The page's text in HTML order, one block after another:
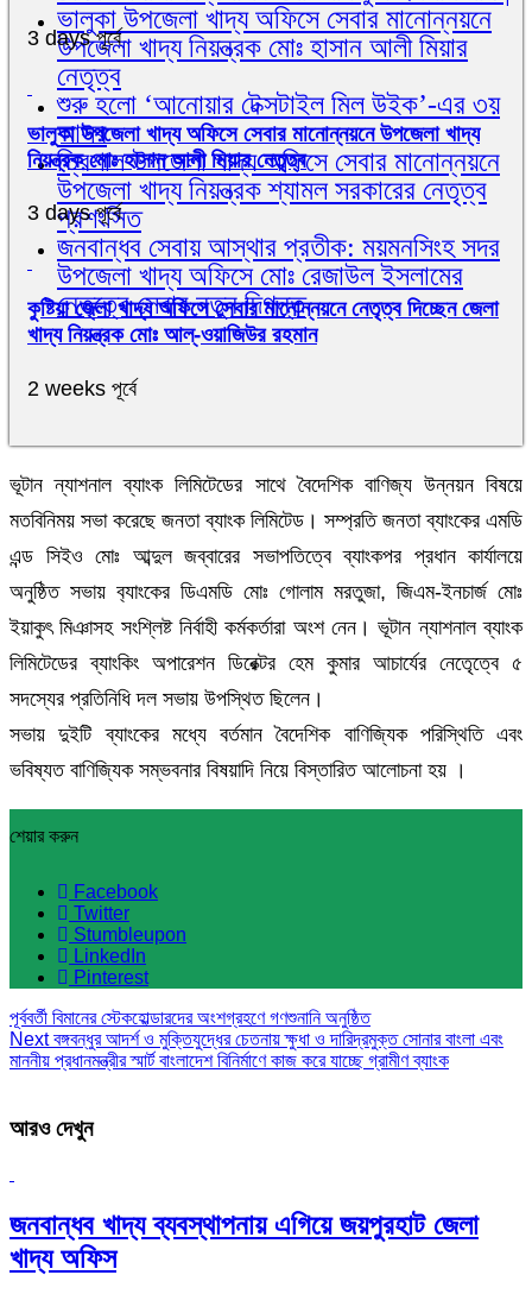
ভালুকা উপজেলা খাদ্য অফিসে সেবার মানোন্নয়নে
উপজেলা খাদ্য নিয়ন্ত্রক মোঃ হাসান আলী মিয়ার
নেতৃত্ব
শুরু হলো ‘আনোয়ার টেক্সটাইল মিল উইক’-এর ৩য়
আসর
ত্রিশাল উপজেলা খাদ্য অফিসে সেবার মানোন্নয়নে
উপজেলা খাদ্য নিয়ন্ত্রক শ্যামল সরকারের নেতৃত্ব
প্রশংসিত
জনবান্ধব সেবায় আস্থার প্রতীক: ময়মনসিংহ সদর
উপজেলা খাদ্য অফিসে মোঃ রেজাউল ইসলামের
নেতৃত্বে সেবার নতুন দিগন্ত
3 days পূর্বে
ভালুকা উপজেলা খাদ্য অফিসে সেবার মানোন্নয়নে উপজেলা খাদ্য
নিয়ন্ত্রক মোঃ হাসান আলী মিয়ার নেতৃত্ব
3 days পূর্বে
কুষ্টিয়া জেলা খাদ্য অফিসে সেবার মানোন্নয়নে নেতৃত্ব দিচ্ছেন জেলা
খাদ্য নিয়ন্ত্রক মোঃ আল্-ওয়াজিউর রহমান
2 weeks পূর্বে
ভূটান ন্যাশনাল ব্যাংক লিমিটেডের সাথে বৈদেশিক বাণিজ্য উন্নয়ন বিষয়ে
মতবিনিময় সভা করেছে জনতা ব্যাংক লিমিটেড। সম্প্রতি জনতা ব্যাংকের এমডি
এন্ড সিইও মোঃ আব্দুল জব্বারের সভাপতিত্বে ব্যাংকপর প্রধান কার্যালয়ে
অনুষ্ঠিত সভায় ব‌্যাংকের ডিএমডি মোঃ গোলাম মরতুজা, জিএম-ইনচার্জ মোঃ
ইয়াকুৎ মিঞাসহ সংশ্লিষ্ট নির্বাহী কর্মকর্তারা অংশ নেন। ভূটান ন্যাশনাল ব্যাংক
লিমিটেডের ব্যাংকিং অপারেশন ডিরেক্টর হেম কুমার আচার্যের নেতেৃত্বে ৫
সদস্যের প্রতিনিধি দল সভায় উপস্থিত ছিলেন।
সভায় দুইটি ব্যাংকের মধ্যে বর্তমান বৈদেশিক বাণিজ্যিক পরিস্থিতি এবং
ভবিষ্যত বাণিজ্যিক সম্ভবনার বিষয়াদি নিয়ে বিস্তারিত আলোচনা হয় ।
শেয়ার করুন
Facebook
Twitter
Stumbleupon
LinkedIn
Pinterest
পূর্ববর্তী বিমানের স্টেকহোল্ডারদের অংশগ্রহণে গণশুনানি অনুষ্ঠিত
Nextবঙ্গবন্ধুর আদর্শ ও মুক্তিযুদ্ধের চেতনায় ক্ষুধা ও দারিদ্রমুক্ত সোনার বাংলা এবং
মাননীয় প্রধানমন্ত্রীর স্মার্ট বাংলাদেশ বিনির্মাণে কাজ করে যাচ্ছে গ্রামীণ ব্যাংক
আরও দেখুন
জনবান্ধব খাদ্য ব্যবস্থাপনায় এগিয়ে জয়পুরহাট জেলা
খাদ্য অফিস